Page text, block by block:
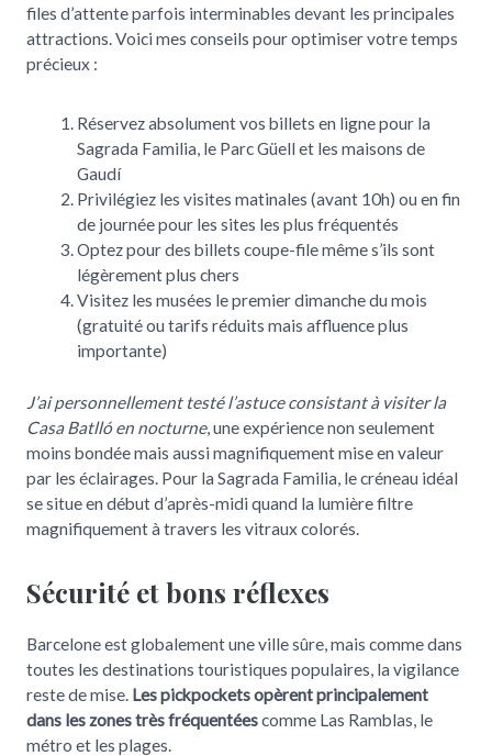
files d’attente parfois interminables devant les principales
attractions. Voici mes conseils pour optimiser votre temps
précieux :
Réservez absolument vos billets en ligne pour la
Sagrada Familia, le Parc Güell et les maisons de
Gaudí
Privilégiez les visites matinales (avant 10h) ou en fin
de journée pour les sites les plus fréquentés
Optez pour des billets coupe-file même s’ils sont
légèrement plus chers
Visitez les musées le premier dimanche du mois
(gratuité ou tarifs réduits mais affluence plus
importante)
J’ai personnellement testé l’astuce consistant à visiter la
Casa Batlló en nocturne, une expérience non seulement
moins bondée mais aussi magnifiquement mise en valeur
par les éclairages. Pour la Sagrada Familia, le créneau idéal
se situe en début d’après-midi quand la lumière filtre
magnifiquement à travers les vitraux colorés.
Sécurité et bons réflexes
Barcelone est globalement une ville sûre, mais comme dans
toutes les destinations touristiques populaires, la vigilance
reste de mise. Les pickpockets opèrent principalement
dans les zones très fréquentéescomme Las Ramblas, le
métro et les plages.